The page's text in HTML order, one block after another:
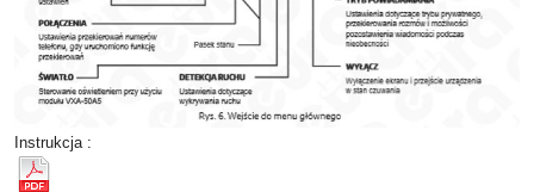
Instrukcja :